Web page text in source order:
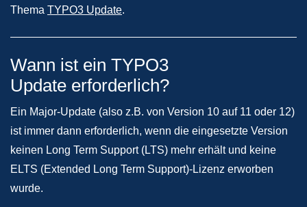
Thema TYPO3 Update.
Wann ist ein TYPO3
Update erforderlich?
Ein Major-Update (also z.B. von Version 10 auf 11 oder 12)
ist immer dann erforderlich, wenn die eingesetzte Version
keinen Long Term Support (LTS) mehr erhält und keine
ELTS (Extended Long Term Support)-Lizenz erworben
wurde.